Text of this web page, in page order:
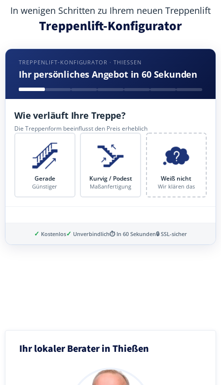
In wenigen Schritten zu Ihrem neuen Treppenlift
Treppenlift-Konfigurator
TREPPENLIFT-KONFIGURATOR · THIESSEN
Ihr persönliches Angebot in 60 Sekunden
Wie verläuft Ihre Treppe?
Die Treppenform beeinflusst den Preis erheblich
Gerade
Günstiger
Kurvig / Podest
Maßanfertigung
Weiß nicht
Wir klären das
✓ Kostenlos✓ Unverbindlich⏱ In 60 Sekunden🔒 SSL-sicher
Ihr lokaler Berater in Thießen